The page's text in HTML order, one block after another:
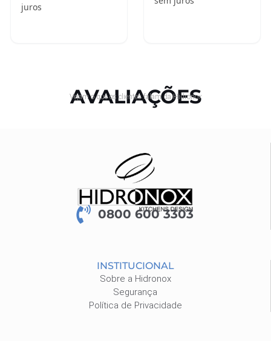
juros
AVALIAÇÕES
Vejam o que os clientes falam da Hidronox
0800 600 3303
INSTITUCIONAL
Sobre a Hidronox
Segurança
Política de Privacidade